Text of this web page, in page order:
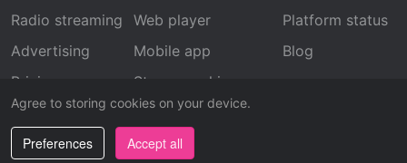
Agree to storing cookies on your device.
Preferences Accept all
Radio streaming
Advertising
Pricing
Web player
Mobile app
Stream archive
Recognition
Platform status
Blog